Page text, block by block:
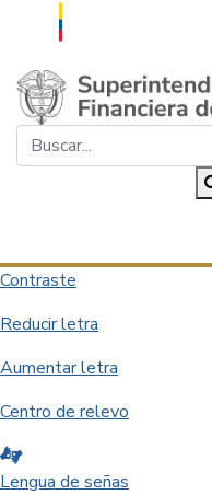
Saltar al contenido principal
Contraste
Reducir letra
Aumentar letra
Centro de relevo
Lengua de señas